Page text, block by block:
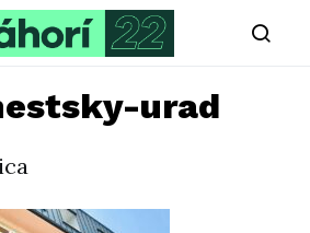
urad